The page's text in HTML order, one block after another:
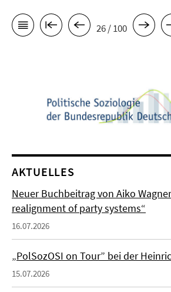
26 / 100
AKTUELLES
Neuer Buchbeitrag von Aiko
realignment of party systems“
16.07.2026
„PolSozOSI on Tour” bei der
15.07.2026